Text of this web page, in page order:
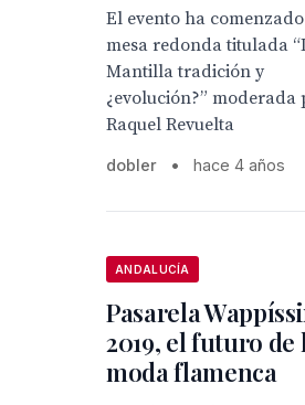
El evento ha
mesa redonda titulada
Mantilla tradición y
¿evolución?” moderada
Raquel Revuelta
dobler • hace 4 años
ANDALUCÍA
Pasarela
2019, el futuro de
moda flamenca